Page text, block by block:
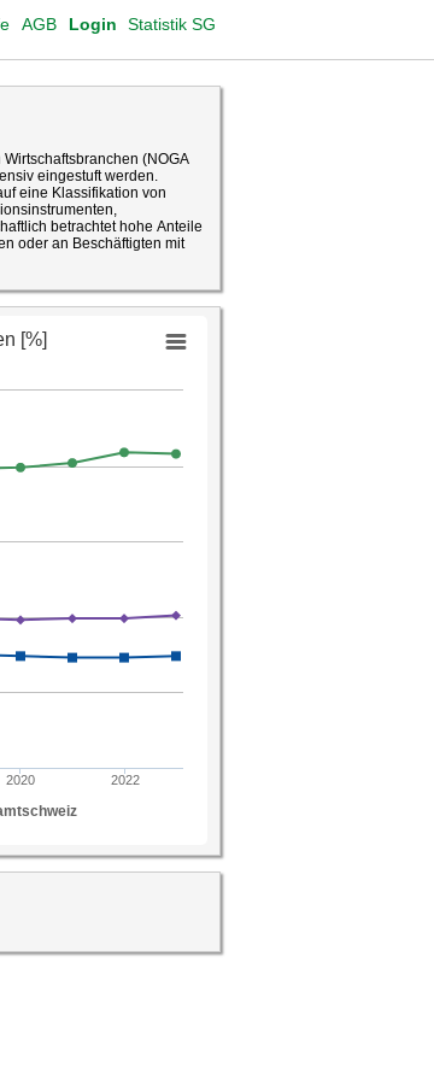
Login Statistik SG
AGB
(NOGA
eingestuft werden.
eine Klassifikation von
oder an Beschäftigten mit